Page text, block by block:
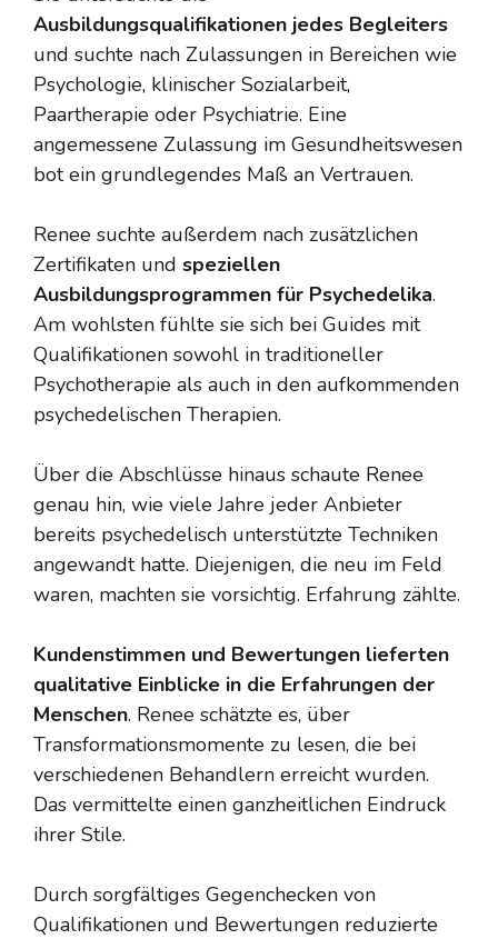
Ausbildungsqualifikationen jedes Begleiters
und suchte nach Zulassungen in Bereichen wie
Psychologie, klinischer Sozialarbeit,
Paartherapie oder Psychiatrie. Eine
angemessene Zulassung im Gesundheitswesen
bot ein grundlegendes Maß an Vertrauen.
Renee suchte außerdem nach zusätzlichen
Zertifikaten und speziellen
Ausbildungsprogrammen für Psychedelika.
Am wohlsten fühlte sie sich bei Guides mit
Qualifikationen sowohl in traditioneller
Psychotherapie als auch in den aufkommenden
psychedelischen Therapien.
Über die Abschlüsse hinaus schaute Renee
genau hin, wie viele Jahre jeder Anbieter
bereits psychedelisch unterstützte Techniken
angewandt hatte. Diejenigen, die neu im Feld
waren, machten sie vorsichtig. Erfahrung zählte.
Kundenstimmen und Bewertungen lieferten
qualitative Einblicke in die Erfahrungen der
Menschen. Renee schätzte es, über
Transformationsmomente zu lesen, die bei
verschiedenen Behandlern erreicht wurden.
Das vermittelte einen ganzheitlichen Eindruck
ihrer Stile.
Durch sorgfältiges Gegenchecken von
Qualifikationen und Bewertungen reduzierte